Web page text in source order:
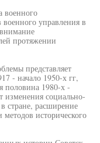
военного
управления в
протяжении
представляет
- начало 1950-х гг,
половина 1980-х -
изменения социально-
стране, расширение
исторического